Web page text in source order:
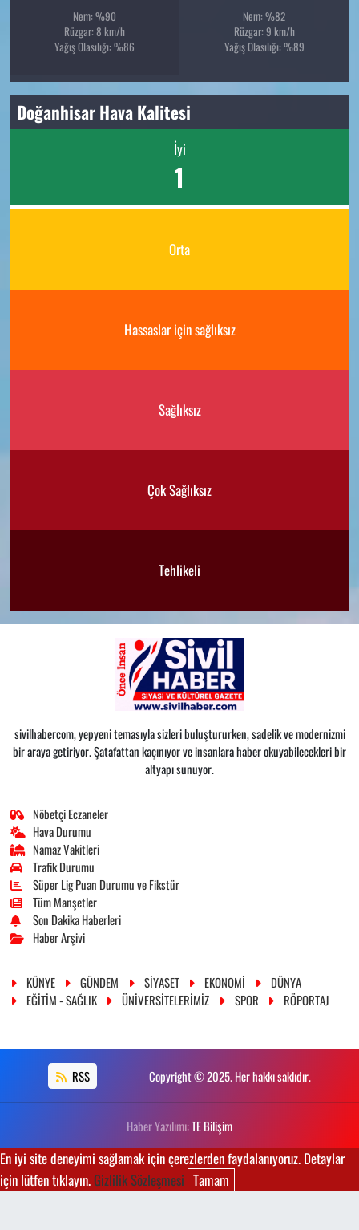
Nem: %90
Rüzgar: 8 km/h
Yağış Olasılığı: %86
Nem: %82
Rüzgar: 9 km/h
Yağış Olasılığı: %89
Doğanhisar Hava Kalitesi
İyi
1
Orta
Hassaslar için sağlıksız
Sağlıksız
Çok Sağlıksız
Tehlikeli
sivilhabercom, yepyeni temasıyla sizleri buluştururken, sadelik ve modernizmi
bir araya getiriyor. Şatafattan kaçınıyor ve insanlara haber okuyabilecekleri bir
altyapı sunuyor.
Nöbetçi Eczaneler
Hava Durumu
Namaz Vakitleri
Trafik Durumu
Süper Lig Puan Durumu ve Fikstür
Tüm Manşetler
Son Dakika Haberleri
Haber Arşivi
KÜNYE GÜNDEM SİYASET EKONOMİ
DÜNYA
EĞİTİM - SAĞLIK
ÜNİVERSİTELERİMİZ SPOR RÖPORTAJ
RSS Copyright © 2025. Her hakkı saklıdır.
Haber Yazılımı:TE Bilişim
En iyi site deneyimi sağlamak için çerezlerden faydalanıyoruz. Detaylar
için lütfen tıklayın.Gizlilik Sözleşmesi Tamam